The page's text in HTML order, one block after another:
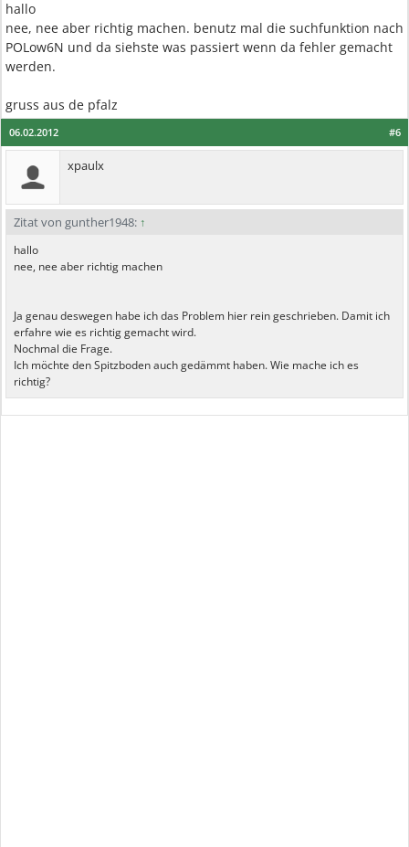
hallo
nee, nee aber richtig machen. benutz mal die suchfunktion nach
POLow6N und da siehste was passiert wenn da fehler gemacht
werden.
gruss aus de pfalz
#6
06.02.2012
xpaulx
Zitat von gunther1948: ↑
hallo
nee, nee aber richtig machen
Ja genau deswegen habe ich das Problem hier rein geschrieben. Damit ich
erfahre wie es richtig gemacht wird.
Nochmal die Frage.
Ich möchte den Spitzboden auch gedämmt haben. Wie mache ich es
richtig?